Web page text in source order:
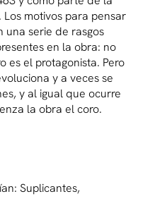
motivos para pensar
una serie de rasgos
en la obra: no
es el protagonista. Pero
y a veces se
y al igual que ocurre
la obra el coro.
Suplicantes,